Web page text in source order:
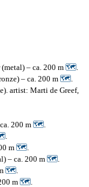
– ca. 200 m 🗺
– ca. 200 m 🗺
artist: Marti de Greef,
200 m 🗺
m 🗺
– ca. 200 m 🗺
🗺
m 🗺